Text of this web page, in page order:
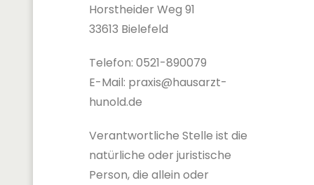
Horstheider Weg 91
33613 Bielefeld
Telefon: 0521-890079
E-Mail: praxis@hausarzt-
hunold.de
Verantwortliche Stelle ist die
natürliche oder juristische
Person, die allein oder